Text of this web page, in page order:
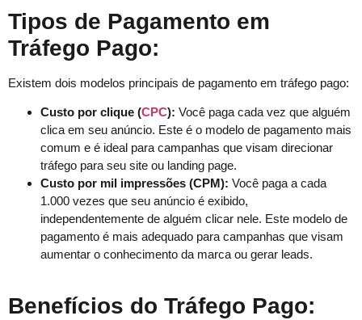
Tipos de Pagamento em
Tráfego Pago:
Existem dois modelos principais de pagamento em tráfego pago:
Custo por clique (CPC): Você paga cada vez que alguém
clica em seu anúncio. Este é o modelo de pagamento mais
comum e é ideal para campanhas que visam direcionar
tráfego para seu site ou landing page.
Custo por mil impressões (CPM): Você paga a cada
1.000 vezes que seu anúncio é exibido,
independentemente de alguém clicar nele. Este modelo de
pagamento é mais adequado para campanhas que visam
aumentar o conhecimento da marca ou gerar leads.
Benefícios do Tráfego Pago: